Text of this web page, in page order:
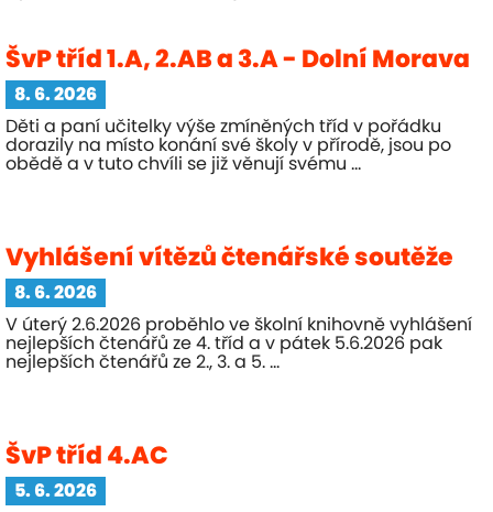
ŠvP tříd 1.A, 2.AB a 3.A - Dolní Morava
8. 6. 2026
Děti a paní učitelky výše zmíněných tříd v pořádku
dorazily na místo konání své školy v přírodě, jsou po
obědě a v tuto chvíli se již věnují svému ...
Vyhlášení vítězů čtenářské soutěže
8. 6. 2026
V úterý 2.6.2026 proběhlo ve školní knihovně vyhlášení
nejlepších čtenářů ze 4. tříd a v pátek 5.6.2026 pak
nejlepších čtenářů ze 2., 3. a 5. ...
ŠvP tříd 4.AC
5. 6. 2026